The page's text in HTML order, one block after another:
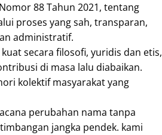
88 Tahun 2021, tentang
proses yang sah, transparan,
administratif.
secara filosofi, yuridis dan etis,
di masa lalu diabaikan.
kolektif masyarakat yang
perubahan nama tanpa
jangka pendek. kami